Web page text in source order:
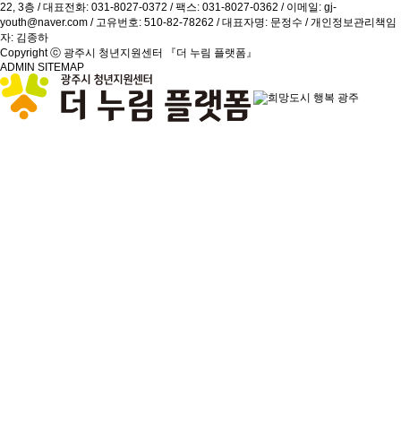
22, 3층 / 대표전화: 031-8027-0372 / 팩스: 031-8027-0362 / 이메일: gj-
youth@naver.com / 고유번호: 510-82-78262 / 대표자명: 문정수 / 개인정보관리책임
자: 김종하
Copyright ⓒ 광주시 청년지원센터 『더 누림 플랫폼』
ADMIN SITEMAP